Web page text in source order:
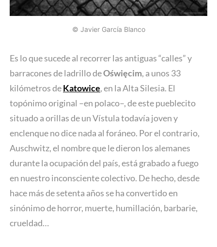
© Javier García Blanco
Es lo que sucede al recorrer las antiguas “calles” y
barracones de ladrillo deOświęcim, a unos 33
kilómetros deKatowice, en la Alta Silesia. El
topónimo original –en polaco–, de este pueblecito
situado a orillas de un Vístula todavía joven y
enclenque no dice nada al foráneo. Por el contrario,
Auschwitz, el nombre que le dieron los alemanes
durante la ocupación del país, está grabado a fuego
en nuestro inconsciente colectivo. De hecho, desde
hace más de setenta años se ha convertido en
sinónimo de horror, muerte, humillación, barbarie,
crueldad…